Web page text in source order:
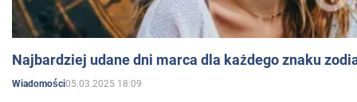
Najbardziej udane dni marca dla każdego znaku
Wiadomości05.03.2025 18:09